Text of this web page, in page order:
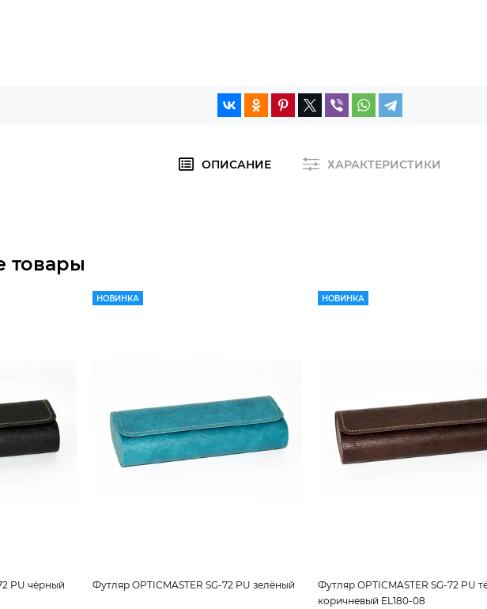
ОПИСАНИЕ ХАРАКТЕРИСТИКИ
товары
PU чёрный
НОВИНКА
Футляр OPTICMASTER SG-72 PU зелёный
НОВИНКА
Футляр OPTICMASTER SG-72 PU
коричневый EL180-08